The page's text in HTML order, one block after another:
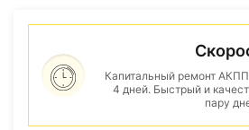
Капитальный ремонт АКПП
4 дней. Быстрый и
пару